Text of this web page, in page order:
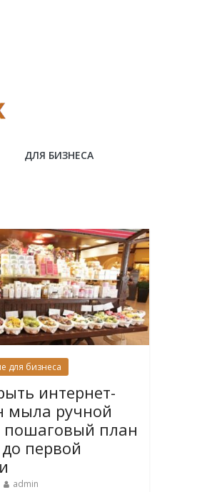
ДЛЯ БИЗНЕСА
для бизнеса
интернет-
мыла ручной
пошаговый план
первой
admin